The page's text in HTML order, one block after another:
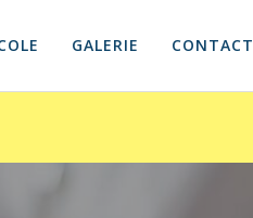
GALERIE CONTACT